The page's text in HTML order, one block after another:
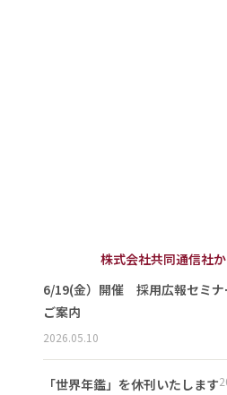
株式会社共同通信社
6/19(金）開催 採用広報セミナ
ご案内
2026.05.10
「世界年鑑」を休刊いたします